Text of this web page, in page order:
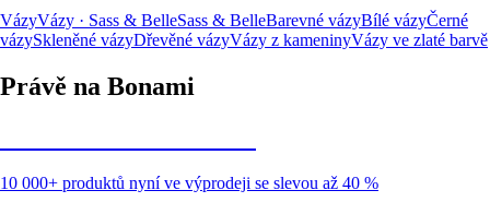
VázyVázy · Sass & BelleSass & BelleBarevné vázyBílé vázyČerné
vázySkleněné vázyDřevěné vázyVázy z kameninyVázy ve zlaté barvě
Právě na Bonami
10 000+ produktů nyní ve výprodeji se slevou až 40 %